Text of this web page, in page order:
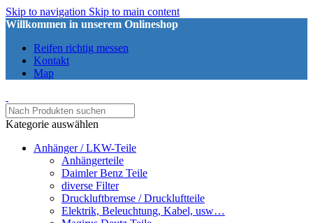
Skip to navigation Skip to main content
Willkommen in unserem Onlineshop
Reifen richtig messen
Kontakt
Map
Kategorie auswählen
Anhänger / LKW-Teile
Anhängerteile
Daimler Benz Teile
diverse Filter
Druckluftbremse / Druckluftteile
Elektrik, Beleuchtung, Kabel, usw…